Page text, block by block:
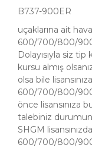
B737-900ER
uçaklarına ait
600/700/800/900
Dolayısıyla siz
kursu almış
olsa bile
600/700/800/900
önce lisansınıza
talebiniz
SHGM
600/700/800/900